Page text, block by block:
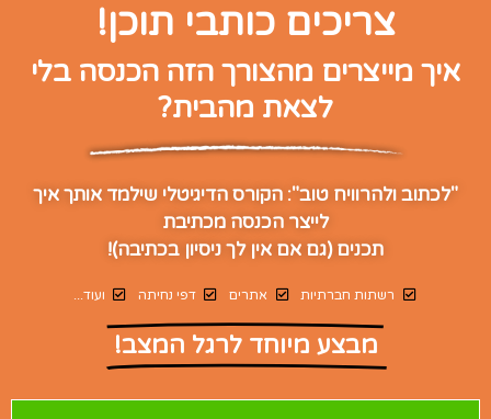
צריכים כותבי תוכן!
איך מייצרים מהצורך הזה הכנסה בלי
לצאת מהבית?
"לכתוב ולהרוויח טוב": הקורס הדיגיטלי שילמד אותך איך
לייצר הכנסה מכתיבת
תכנים (גם אם אין לך ניסיון בכתיבה)!
רשתות חברתיות אתרים דפי נחיתה ועוד...
מבצע מיוחד לרגל המצב!